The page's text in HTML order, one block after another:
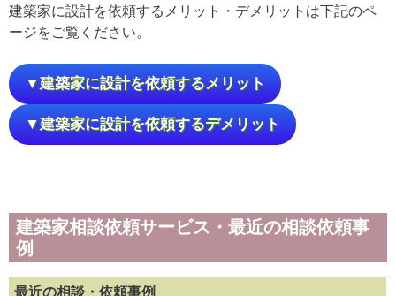
建築家に設計を依頼するメリット・デメリットは下記のペ
ージをご覧ください。
▼建築家に設計を依頼するメリット
▼建築家に設計を依頼するデメリット
建築家相談依頼サービス・最近の相談依頼事
例
最近の相談・依頼事例